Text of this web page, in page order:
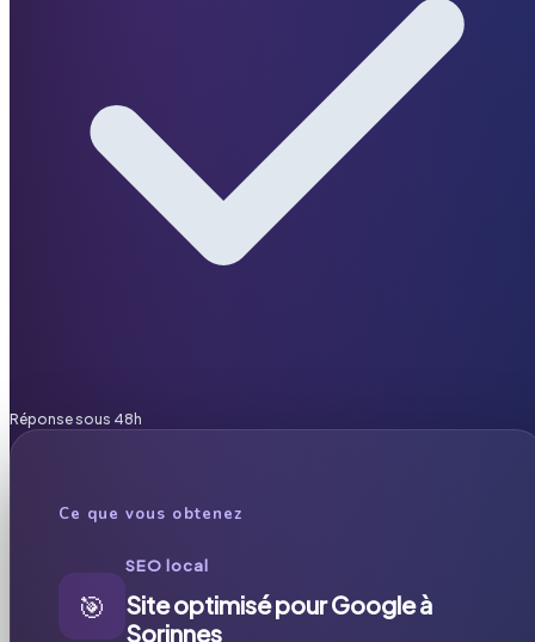
Réponse sous 48h
Ce que vous obtenez
🎯
SEO local
Site optimisé pour Google à
Sorinnes